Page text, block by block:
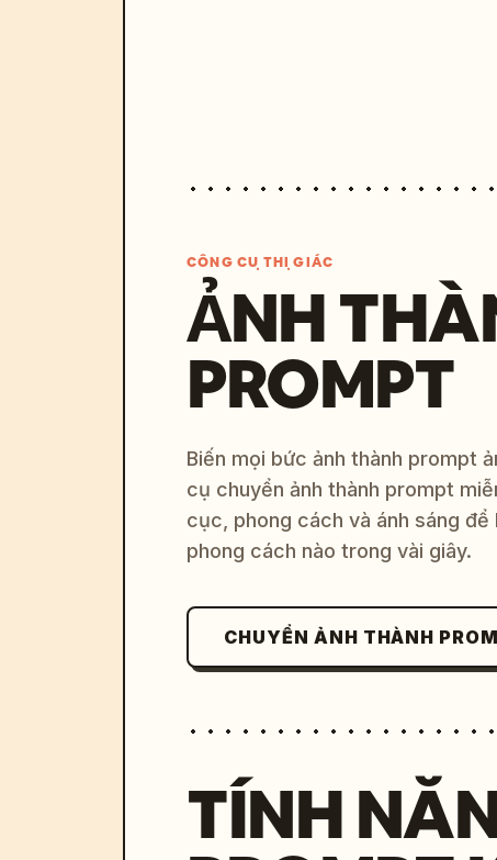
CÔNG CỤ THỊ GIÁC
ẢNH
PROMPT
Biến mọi bức ảnh thành prompt
cụ chuyển ảnh thành prompt
cục, phong cách và ánh sáng
phong cách nào trong vài giây.
CHUYỂN ẢNH THÀNH
TÍNH